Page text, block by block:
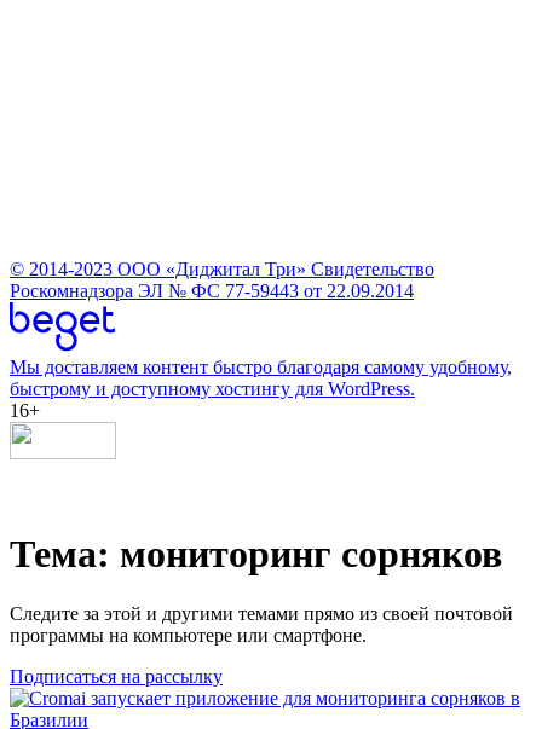
© 2014-2023 ООО «Диджитал Три» Свидетельство
Роскомнадзора ЭЛ № ФС 77-59443 от 22.09.2014
Мы доставляем контент быстро благодаря самому удобному,
быстрому и доступному хостингу для WordPress.
16+
Тема: мониторинг сорняков
Следите за этой и другими темами прямо из своей почтовой
программы на компьютере или смартфоне.
Подписаться на рассылку